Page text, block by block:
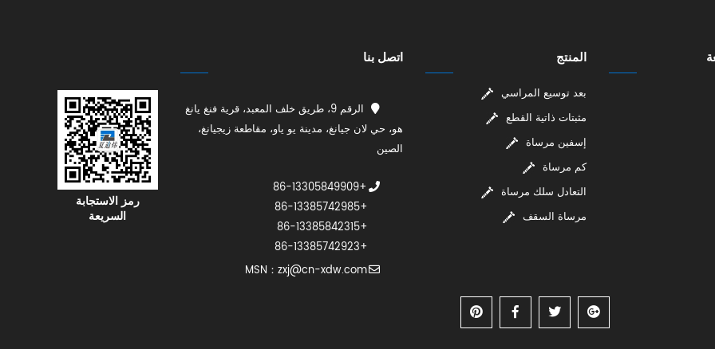
المنتج
بعد توسيع المراسي
مثبتات ذاتية القطع
إسفين مرساة
كم مرساة
التعادل سلك مرساة
مرساة السقف
اتصل بنا
الرقم 9، طريق خلف المعبد، قرية فنغ يانغ
هو، حي لان جيانغ، مدينة يو ياو، مقاطعة زيجيانغ،
الصين
+86-13305849909
+86-13385742985
+86-13385842315
+86-13385742923
MSN：zxj@cn-xdw.com
رمز الاستجابة
السريعة